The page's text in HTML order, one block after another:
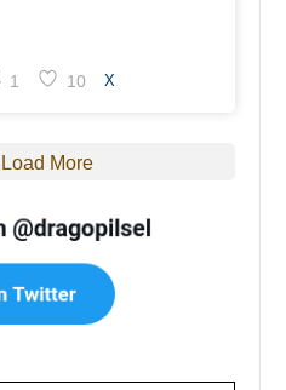
1 10 X
Load More